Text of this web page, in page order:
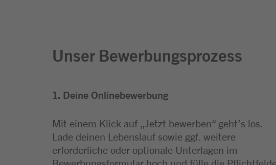
Unser Bewerbungsprozess
1. Deine Onlinebewerbung
Mit einem Klick auf „Jetzt bewerben“ geht’s los.
Lade deinen Lebenslauf sowie ggf. weitere
erforderliche oder optionale Unterlagen im
2. Sichtung deiner Bewerbung
Sobald deine Bewerbung bei uns eingegangen ist wir
diese vom Recruiting-Team und dem zuständigen
Fachbereich geprüft. Du erhältst zeitnah eine
3. Einladung zum Interview
Fällt unsere Rückmeldung positiv aus, laden wir dich
zu einem ersten Kennenlerngespräch ein. Je nach
Position und Fachbereich kann anschließend auch